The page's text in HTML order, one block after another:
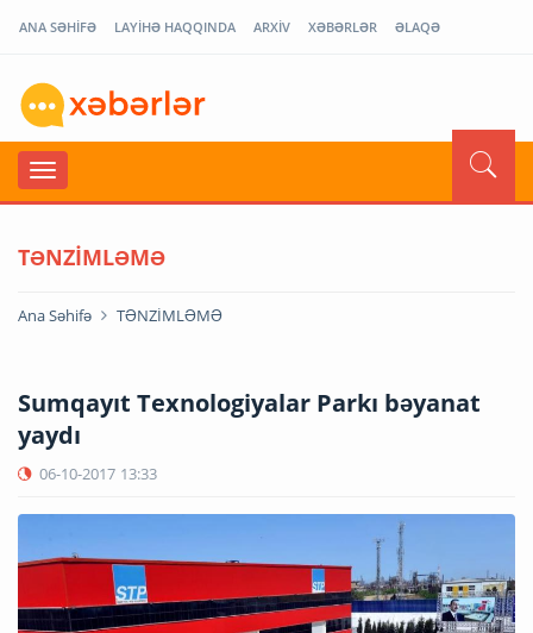
ANA SƏHİFƏ LAYİHƏ HAQQINDA ARXİV XƏBƏRLƏR ƏLAQƏ
TƏNZİMLƏMƏ
Ana Səhifə TƏNZİMLƏMƏ
Sumqayıt Texnologiyalar Parkı bəyanat
yaydı
06-10-2017 13:33